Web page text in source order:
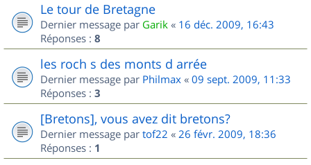
Le tour de Bretagne
Dernier message par Garik « 16 déc. 2009, 16:43
Réponses : 8
les roch s des monts d arrée
Dernier message par Philmax « 09 sept. 2009, 11:33
Réponses : 3
[Bretons], vous avez dit bretons?
Dernier message par tof22 « 26 févr. 2009, 18:36
Réponses : 1